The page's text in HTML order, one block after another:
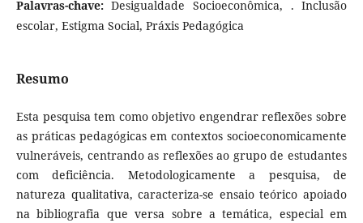
Palavras-chave:Desigualdade Socioeconômica, . Inclusão
escolar, Estigma Social, Práxis Pedagógica
Resumo
Esta pesquisa tem como objetivo engendrar reflexões sobre
as práticas pedagógicas em contextos socioeconomicamente
vulneráveis, centrando as reflexões ao grupo de estudantes
com deficiência. Metodologicamente a pesquisa, de
natureza qualitativa, caracteriza-se ensaio teórico apoiado
na bibliografia que versa sobre a temática, especial em